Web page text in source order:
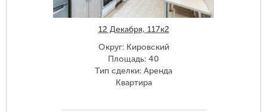
12 Декабря, 117к2
Округ: Кировский
Площадь: 40
Тип сделки: Аренда
Квартира